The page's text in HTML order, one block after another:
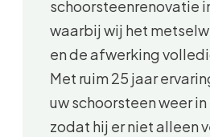
schoorsteenrenovatie
waarbij wij het
en de afwerking
Met ruim 25 jaar
uw schoorsteen weer
zodat hij er niet alleen